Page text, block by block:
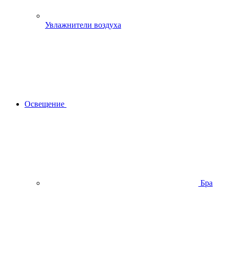
Увлажнители воздуха
Освещение
Бра